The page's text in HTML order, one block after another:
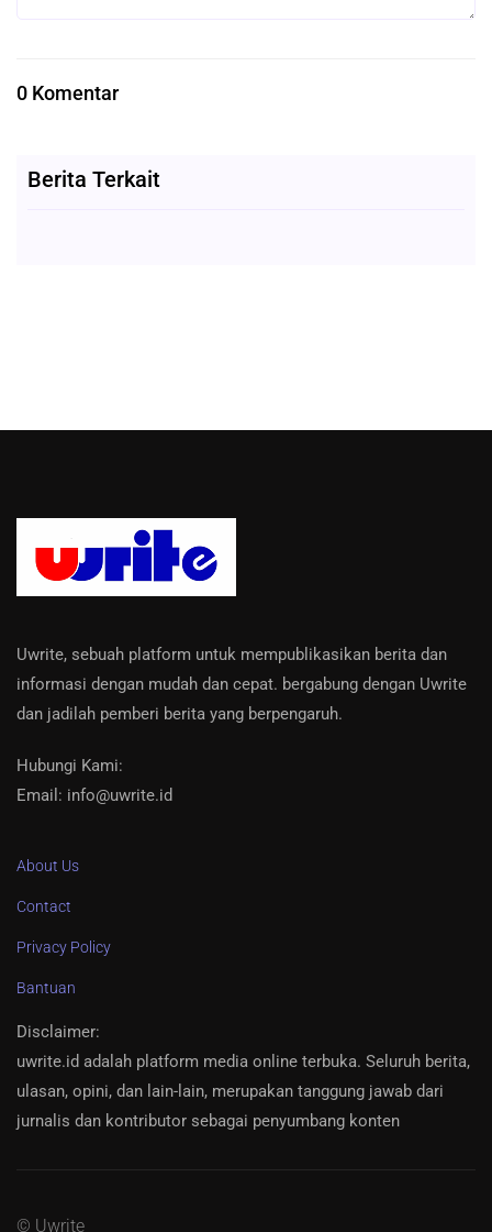
0 Komentar
Berita Terkait
Uwrite, sebuah platform untuk mempublikasikan berita dan
informasi dengan mudah dan cepat. bergabung dengan Uwrite
dan jadilah pemberi berita yang berpengaruh.
Hubungi Kami:
Email: info@uwrite.id
About Us
Contact
Privacy Policy
Bantuan
Disclaimer:
uwrite.id adalah platform media online terbuka. Seluruh berita,
ulasan, opini, dan lain-lain, merupakan tanggung jawab dari
jurnalis dan kontributor sebagai penyumbang konten
© Uwrite